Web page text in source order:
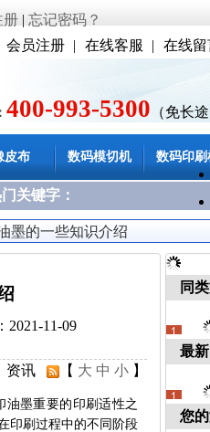
册 | 忘记密码？
会员注册 | 在线客服 | 在线留
400-993-5300 （免长
皮布 数码模切机 数码印刷
关键字：
墨的一些知识介绍
2021-11-09
【 大 中 小 】
资讯
油墨重要的印刷适性之
印刷过程中的不同阶段
同
最
您